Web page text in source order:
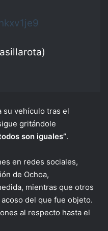
su vehículo tras el
gritándole
son iguales”.
en redes sociales,
de Ochoa,
mientras que otros
del que fue objeto.
al respecto hasta el